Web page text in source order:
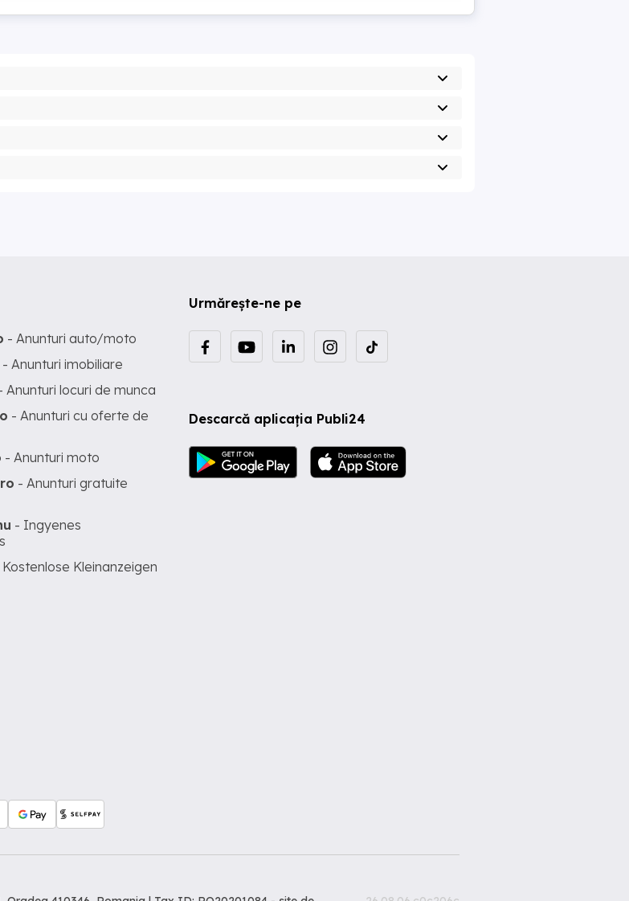
Urmărește-ne pe
Descarcă aplicația Publi24
- Anunturi auto/moto
- Anunturi imobiliare
Anunturi locuri de munca
- Anunturi cu oferte de
- Anunturi moto
- Anunturi gratuite
- Ingyenes
Kleinanzeigen